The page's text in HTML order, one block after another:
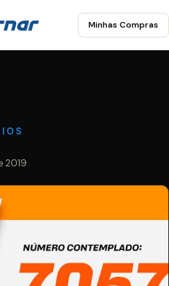
Minhas Compras
2019